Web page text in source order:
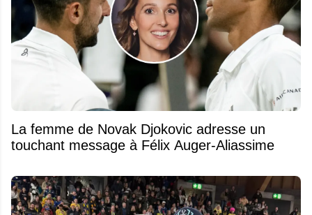
La femme de Novak Djokovic adresse un
touchant message à Félix Auger-Aliassime